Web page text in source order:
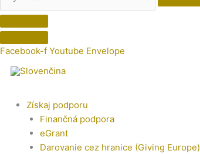
Facebook-f Youtube Envelope
Získaj podporu
Finančná podpora
eGrant
Darovanie cez hranice (Giving Europe)